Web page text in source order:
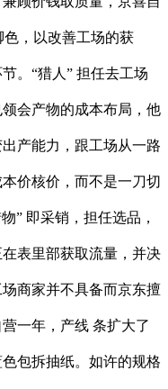
色，以改善工场的获
。“猎人” 担任去工场
会产物的成本布局，他
产能力，跟工场从一路
价核价，而不是一刀切
” 即采销，担任选品，
表里部获取流量，并决
商家并不具备而京东擅
一年，产线 条扩大了
包拆抽纸。如许的规格